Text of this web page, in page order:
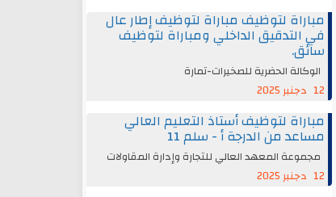
مباراة لتوظيف مباراة لتوظيف إطار عال
في التدقيق الداخلي ومباراة لتوظيف
سائق.
الوكالة الحضرية للصخيرات-تمارة
12 دجنبر 2025
مباراة لتوظيف أستاذ التعليم العالي
مساعد من الدرجة أ - سلم 11
مجموعة المعهد العالي للتجارة وإدارة المقاولات
12 دجنبر 2025